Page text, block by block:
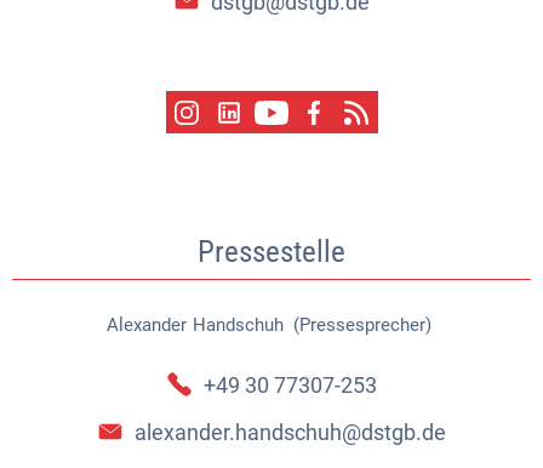
Pressestelle
Alexander Handschuh (Pressesprecher)
Alexander Handschuh
+49 30 77307-253
alexander.handschuh@dstgb.de